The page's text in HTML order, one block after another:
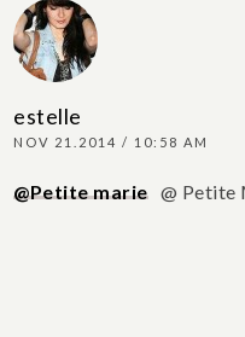
estelle
NOV 21.2014 / 10:58 AM
@Petite marie @ Petite